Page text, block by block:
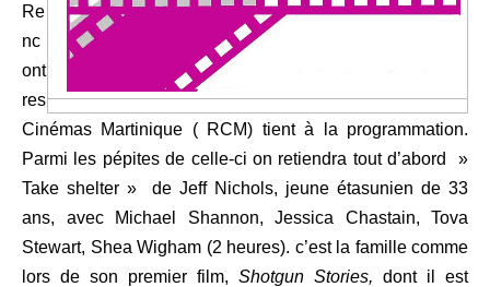
Re
nc
ont
res
Cinémas Martinique ( RCM) tient à la programmation.
Parmi les pépites de celle-ci on retiendra tout d’abord »
Take shelter » de Jeff Nichols, jeune étasunien de 33
ans, avec Michael Shannon, Jessica Chastain, Tova
Stewart, Shea Wigham (2 heures). c’est la famille comme
lors de son premier film, Shotgun Stories, dont il est